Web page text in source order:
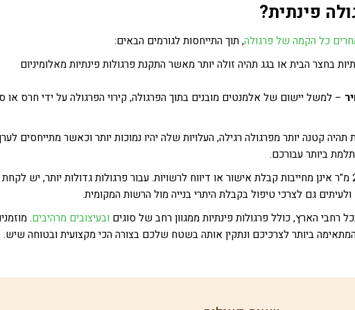
פינתית?
כל הקמה של פרגולה, תוך התייחסות לגורמים הבאים:
בחצר הבית או בגג תהיה זולה יותר מאשר התקנת פרגולות פינתיות מאלומיניום
– למשל יישום של אלמנטים מובנים בתוך הפרגולה, קירוי הפרגולה על ידי חרס או
קטנה יותר מפרגולה רגילה, העלויות שלה יהיו נמוכות יותר וכאשר מתייחסים
ביותר עבורכם.
עוד חשוב לדעת כי פרגולות ששטחן קטן מ-20 מ"ר אינן מחייבות קבלת אישור או דיווח לרשויות. עבור פרגולות גדולות יותר, יש לקחת
גם לצרכי טיפול בקבלת היתרי בנייה מול הרשות המקומית.
רחבי הארץ, כולל פרגולות פינתיות ממגוון רחב של סוגים ובעיצובים מרהיבים.
ביותר לצרכיכם ונתקין אותה בשטח שלכם בצורה הכי מקצועית ובטוחה שיש.